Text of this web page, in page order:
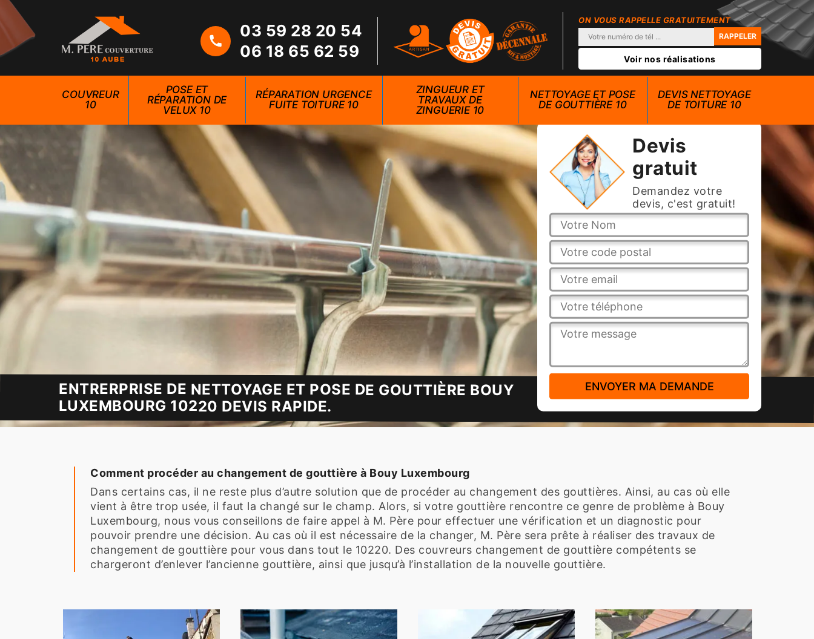
03 59 28 20 54
06 18 65 62 59
ON VOUS RAPPELLE GRATUITEMENT
Voir nos réalisations
COUVREUR
10
POSE ET
RÉPARATION DE
VELUX 10
RÉPARATION URGENCE
FUITE TOITURE 10
ZINGUEUR ET
TRAVAUX DE
ZINGUERIE 10
NETTOYAGE ET POSE
DE GOUTTIÈRE 10
DEVIS NETTOYAGE
DE TOITURE 10
Devis
gratuit
Demandez votre
devis, c'est gratuit!
ENTRERPRISE DE NETTOYAGE ET POSE DE GOUTTIÈRE BOUY
LUXEMBOURG 10220 DEVIS RAPIDE.
Comment procéder au changement de gouttière à Bouy Luxembourg
Dans certains cas, il ne reste plus d’autre solution que de procéder au changement des gouttières. Ainsi, au cas où elle
vient à être trop usée, il faut la changé sur le champ. Alors, si votre gouttière rencontre ce genre de problème à Bouy
Luxembourg, nous vous conseillons de faire appel à M. Père pour effectuer une vérification et un diagnostic pour
pouvoir prendre une décision. Au cas où il est nécessaire de la changer, M. Père sera prête à réaliser des travaux de
changement de gouttière pour vous dans tout le 10220. Des couvreurs changement de gouttière compétents se
chargeront d’enlever l’ancienne gouttière, ainsi que jusqu’à l’installation de la nouvelle gouttière.